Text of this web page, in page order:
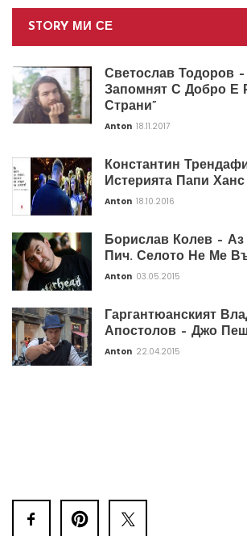
STORY МИ СЕ
Светослав Тодоров –
Запомнят С Добро Е
Страни”
Anton 18.11.2017
Константин
Истерията Папи
Anton 18.10.2016
Борислав Колев –
Пич. Селото Не Ме
Anton 03.05.2015
Гаргантюанският
Апостолов – Джо
Anton 22.04.2015